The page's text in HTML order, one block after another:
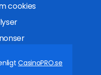
cookies
CasinoPRO.se